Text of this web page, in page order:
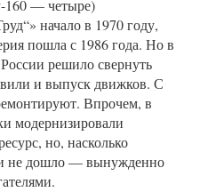
160 — четыре)
начало в 1970 году,
пошла с 1986 года. Но в
решило свернуть
и выпуск движков. С
Впрочем, в
модернизировали
но, насколько
и не дошло — вынужденно